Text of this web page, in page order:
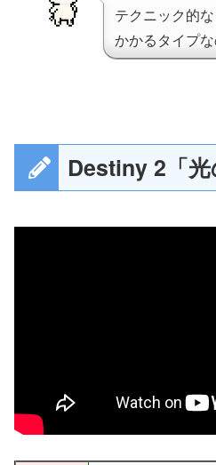
テクニック的
かかるタイプ
Destiny 2「光